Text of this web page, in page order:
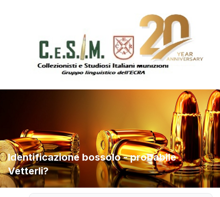
Identificazione bossolo - probabile
Vetterli?